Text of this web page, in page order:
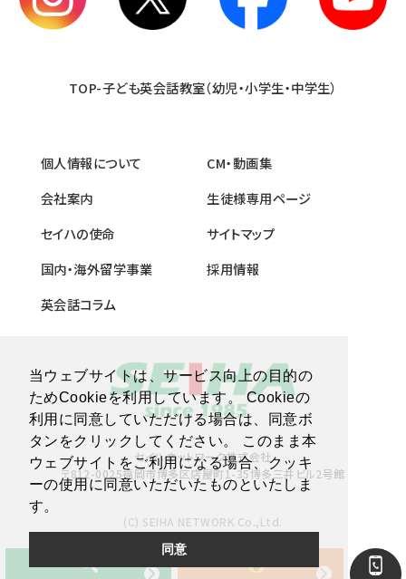
当ウェブサイトは、サービス向上の目的の
ためCookieを利用しています。 Cookieの
利用に同意していただける場合は、同意ボ
タンをクリックしてください。 このまま本
ウェブサイトをご利用になる場合、クッキ
ーの使用に同意いただいたものといたしま
す。
同意
TOP-子ども英会話教室（幼児・小学生・中学生）
個人情報について
会社案内
セイハの使命
国内・海外留学事業
英会話コラム
CM・動画集
生徒様専用ページ
サイトマップ
採用情報
セイハネットワーク株式会社
〒812-0025福岡市博多区店屋町1-35博多三井ビル2号館
(C) SEIHA NETWORK Co.,Ltd.